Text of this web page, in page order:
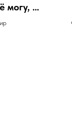
могу, но